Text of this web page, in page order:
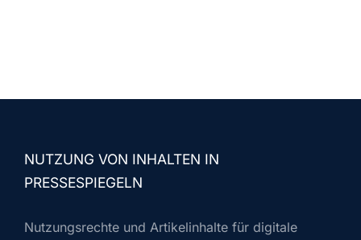
NUTZUNG VON INHALTEN IN
PRESSESPIEGELN
Nutzungsrechte und Artikelinhalte für digitale